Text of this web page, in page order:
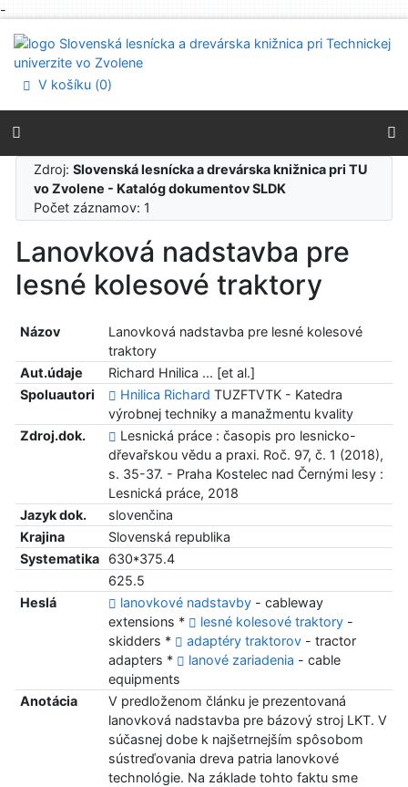
-
Prejsť na menu
Prehlásenie o webovej prístupnosti
V košíku (0)
Zdroj:Slovenská lesnícka a drevárska knižnica pri TU
vo Zvolene - Katalóg dokumentov SLDK
Počet záznamov: 1
Lanovková nadstavba pre
lesné kolesové traktory
Názov
Lanovková nadstavba pre lesné kolesové
traktory
Aut.údaje
Richard Hnilica ... [et al.]
Spoluautori
Hnilica Richard TUZFTVTK - Katedra
výrobnej techniky a manažmentu kvality
Zdroj.dok.
Lesnická práce : časopis pro lesnicko-
dřevařskou vědu a praxi. Roč. 97, č. 1 (2018),
s. 35-37. - Praha Kostelec nad Černými lesy :
Lesnická práce, 2018
Jazyk dok.
slovenčina
Krajina
Slovenská republika
Systematika
630*375.4
625.5
Heslá
lanovkové nadstavby- cableway
extensions *
lesné kolesové traktory-
skidders *
adaptéry traktorov- tractor
adapters *
lanové zariadenia - cable
equipments
Anotácia
V predloženom článku je prezentovaná
lanovková nadstavba pre bázový stroj LKT. V
súčasnej dobe k najšetrnejším spôsobom
sústreďovania dreva patria lanovkové
technológie. Na základe tohto faktu sme